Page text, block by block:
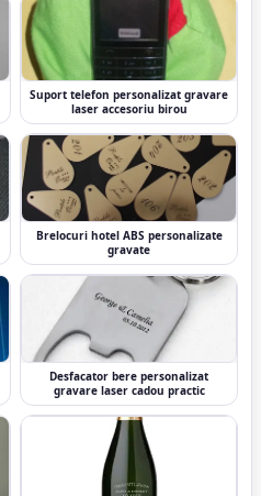
Suport telefon personalizat gravare
laser accesoriu birou
Brelocuri hotel ABS personalizate
gravate
Desfacator bere personalizat
gravare laser cadou practic